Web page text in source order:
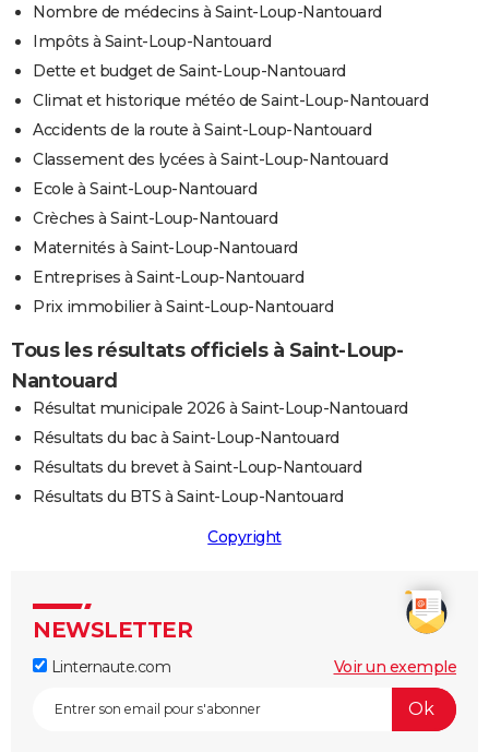
Nombre de médecins à Saint-Loup-Nantouard
Impôts à Saint-Loup-Nantouard
Dette et budget de Saint-Loup-Nantouard
Climat et historique météo de Saint-Loup-Nantouard
Accidents de la route à Saint-Loup-Nantouard
Classement des lycées à Saint-Loup-Nantouard
Ecole à Saint-Loup-Nantouard
Crèches à Saint-Loup-Nantouard
Maternités à Saint-Loup-Nantouard
Entreprises à Saint-Loup-Nantouard
Prix immobilier à Saint-Loup-Nantouard
Tous les résultats officiels à Saint-Loup-
Nantouard
Résultat municipale 2026 à Saint-Loup-Nantouard
Résultats du bac à Saint-Loup-Nantouard
Résultats du brevet à Saint-Loup-Nantouard
Résultats du BTS à Saint-Loup-Nantouard
Copyright
NEWSLETTER
Linternaute.com Voir un exemple